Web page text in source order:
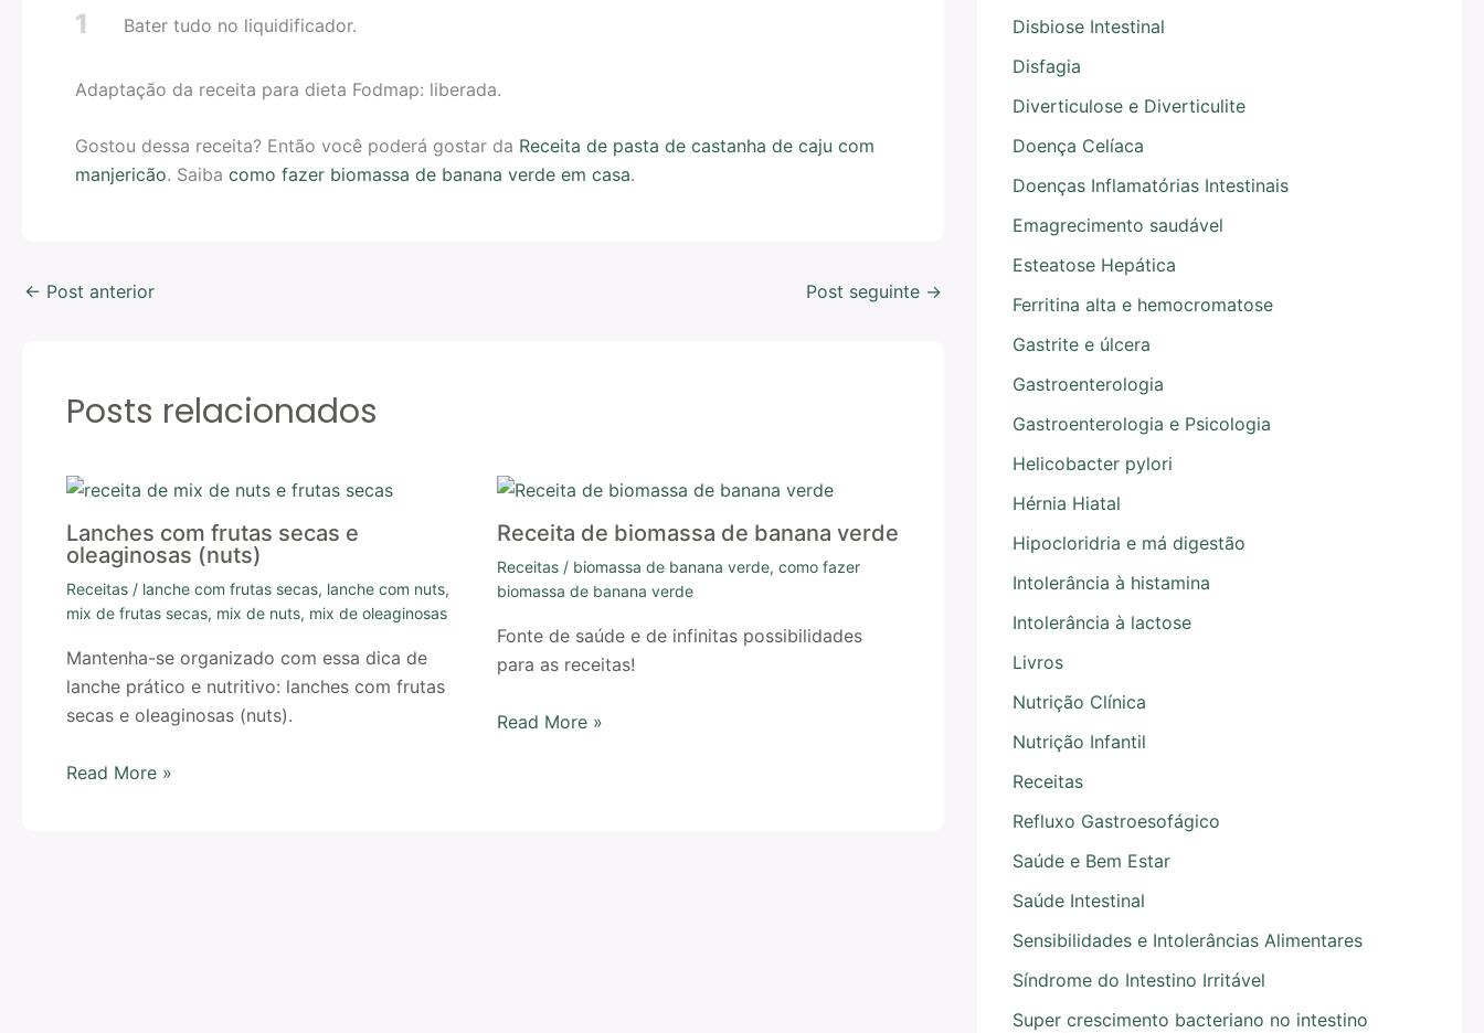
1
Bater tudo no liquidificador.
Adaptação da receita para dieta Fodmap: liberada.
Gostou dessa receita? Então você poderá gostar da Receita de pasta de castanha de caju com
manjericão. Saiba como fazer biomassa de banana verde em casa.
← Post anterior Post seguinte →
Posts relacionados
Lanches com frutas secas e
oleaginosas (nuts)
Receitas / lanche com frutas secas, lanche com nuts,
mix de frutas secas, mix de nuts, mix de oleaginosas
Mantenha-se organizado com essa dica de
lanche prático e nutritivo: lanches com frutas
secas e oleaginosas (nuts).
Read More »
Receita de biomassa de banana verde
Receitas/ biomassa de banana verde, como fazer
biomassa de banana verde
Fonte de saúde e de infinitas possibilidades
para as receitas!
Read More »
Disbiose Intestinal
Disfagia
Diverticulose e Diverticulite
Doença Celíaca
Doenças Inflamatórias Intestinais
Emagrecimento saudável
Esteatose Hepática
Ferritina alta e hemocromatose
Gastrite e úlcera
Gastroenterologia
Gastroenterologia e Psicologia
Helicobacter pylori
Hérnia Hiatal
Hipocloridria e má digestão
Intolerância à histamina
Intolerância à lactose
Livros
Nutrição Clínica
Nutrição Infantil
Receitas
Refluxo Gastroesofágico
Saúde e Bem Estar
Saúde Intestinal
Sensibilidades e Intolerâncias Alimentares
Síndrome do Intestino Irritável
Super crescimento bacteriano no intestino